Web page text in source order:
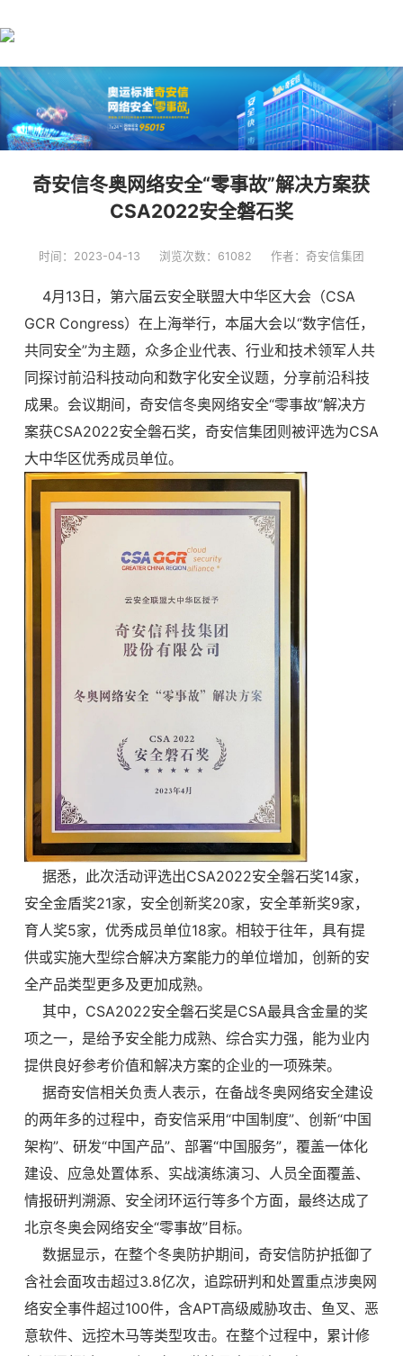
奇安信冬奥网络安全“零事故”解决方案获
CSA2022安全磐石奖
时间：2023-04-13 浏览次数：61082 作者：奇安信集团
4月13日，第六届云安全联盟大中华区大会（CSA
GCR Congress）在上海举行，本届大会以“数字信任，
共同安全”为主题，众多企业代表、行业和技术领军人共
同探讨前沿科技动向和数字化安全议题，分享前沿科技
成果。会议期间，奇安信冬奥网络安全“零事故”解决方
案获CSA2022安全磐石奖，奇安信集团则被评选为CSA
大中华区优秀成员单位。
据悉，此次活动评选出CSA2022安全磐石奖14家，
安全金盾奖21家，安全创新奖20家，安全革新奖9家，
育人奖5家，优秀成员单位18家。相较于往年，具有提
供或实施大型综合解决方案能力的单位增加，创新的安
全产品类型更多及更加成熟。
其中，CSA2022安全磐石奖是CSA最具含金量的奖
项之一，是给予安全能力成熟、综合实力强，能为业内
提供良好参考价值和解决方案的企业的一项殊荣。
据奇安信相关负责人表示，在备战冬奥网络安全建设
的两年多的过程中，奇安信采用“中国制度”、创新“中国
架构”、研发“中国产品”、部署“中国服务”，覆盖一体化
建设、应急处置体系、实战演练演习、人员全面覆盖、
情报研判溯源、安全闭环运行等多个方面，最终达成了
北京冬奥会网络安全“零事故”目标。
数据显示，在整个冬奥防护期间，奇安信防护抵御了
含社会面攻击超过3.8亿次，追踪研判和处置重点涉奥网
络安全事件超过100件，含APT高级威胁攻击、鱼叉、恶
意软件、远控木马等类型攻击。在整个过程中，累计修